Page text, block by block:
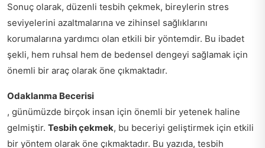
Sonuç olarak, düzenli tesbih çekmek, bireylerin stres
seviyelerini azaltmalarına ve zihinsel sağlıklarını
korumalarına yardımcı olan etkili bir yöntemdir. Bu ibadet
şekli, hem ruhsal hem de bedensel dengeyi sağlamak için
önemli bir araç olarak öne çıkmaktadır.
Odaklanma Becerisi
, günümüzde birçok insan için önemli bir yetenek haline
gelmiştir. Tesbih çekmek, bu beceriyi geliştirmek için etkili
bir yöntem olarak öne çıkmaktadır. Bu yazıda, tesbih